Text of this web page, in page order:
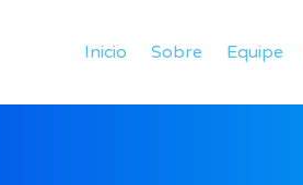
Inicio Sobre Equipe